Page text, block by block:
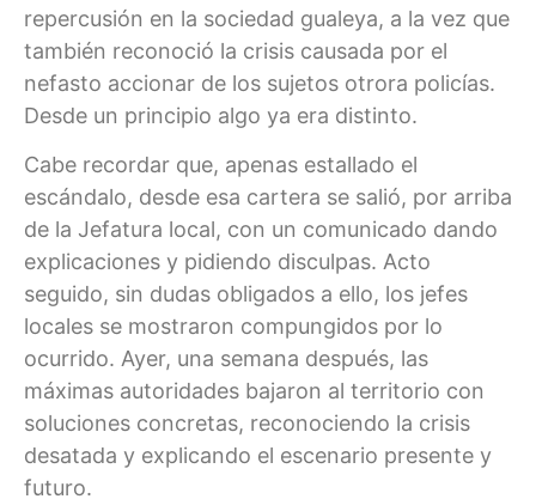
repercusión en la sociedad gualeya, a la vez que
también reconoció la crisis causada por el
nefasto accionar de los sujetos otrora policías.
Desde un principio algo ya era distinto.
Cabe recordar que, apenas estallado el
escándalo, desde esa cartera se salió, por arriba
de la Jefatura local, con un comunicado dando
explicaciones y pidiendo disculpas. Acto
seguido, sin dudas obligados a ello, los jefes
locales se mostraron compungidos por lo
ocurrido. Ayer, una semana después, las
máximas autoridades bajaron al territorio con
soluciones concretas, reconociendo la crisis
desatada y explicando el escenario presente y
futuro.